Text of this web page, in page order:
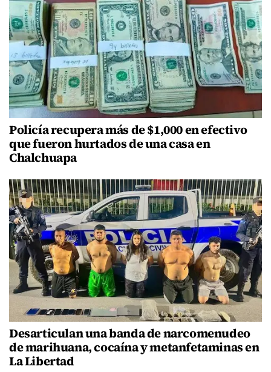
Policía recupera más de $1,000 en efectivo
que fueron hurtados de una casa en
Chalchuapa
Desarticulan una banda de narcomenudeo
de marihuana, cocaína y metanfetaminas en
La Libertad